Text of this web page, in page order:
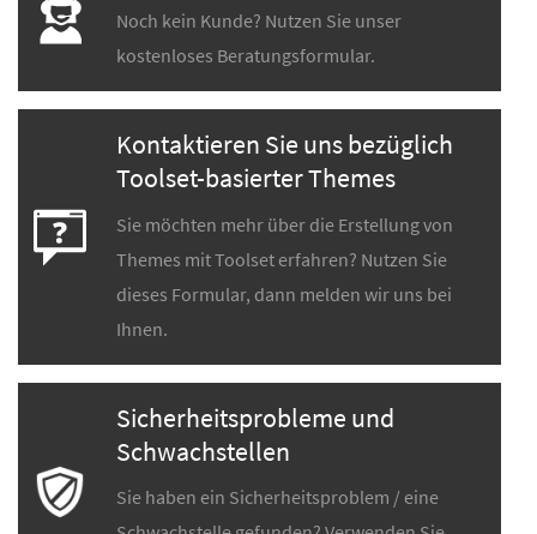
Noch kein Kunde? Nutzen Sie unser
kostenloses Beratungsformular.
Kontaktieren Sie uns bezüglich
Toolset-basierter Themes
Sie möchten mehr über die Erstellung von
Themes mit Toolset erfahren? Nutzen Sie
dieses Formular, dann melden wir uns bei
Ihnen.
Sicherheitsprobleme und
Schwachstellen
Sie haben ein Sicherheitsproblem / eine